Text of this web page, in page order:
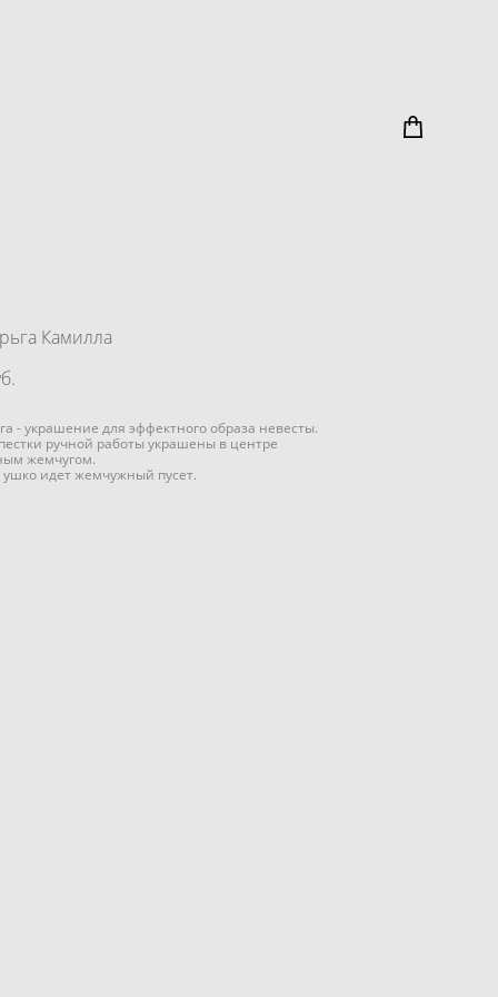
Камилла
- украшение для эффектного образа невесты.
ручной работы украшены в центре
жемчугом.
идет жемчужный пусет.